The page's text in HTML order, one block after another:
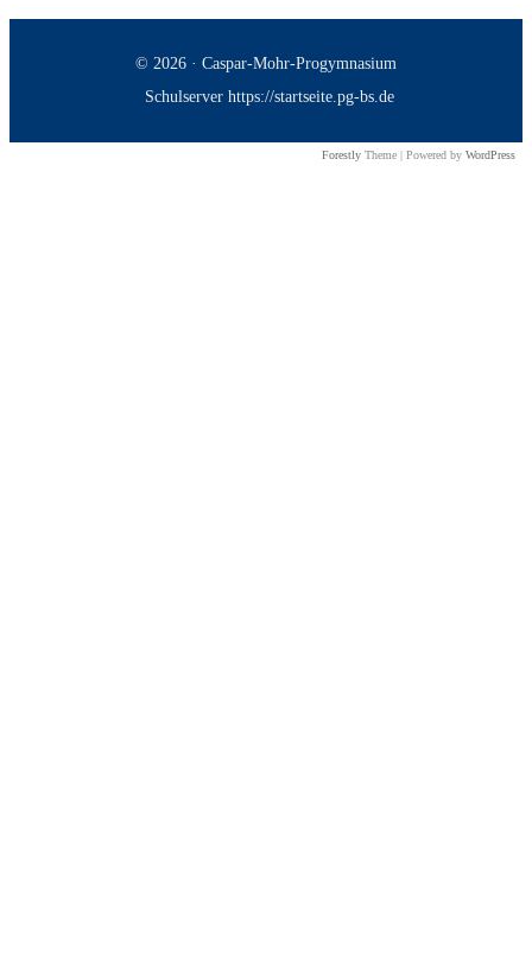
© 2026 · Caspar-Mohr-Progymnasium
Schulserver https://startseite.pg-bs.de
Forestly Theme | Powered by WordPress